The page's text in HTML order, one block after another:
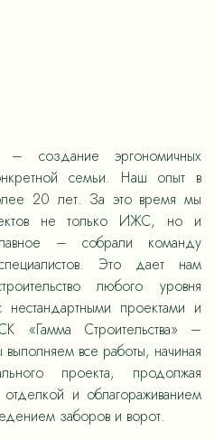
создание эргономичных
семьи. Наш опыт в
20 лет. За это время мы
не только ИЖС, но и
– собрали команду
специалистов. Это дает нам
любого уровня
проектами и
«Гамма Строительства» –
все работы, начиная
проекта, продолжая
отделкой и облагораживанием
заборов и ворот.